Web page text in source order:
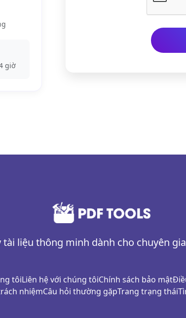
giờ
tài liệu thông minh dành cho chuyên
tôiLiên hệ với chúng tôiChính sách bảo mật
nhiệmCâu hỏi thường gặpTrang trạng thái